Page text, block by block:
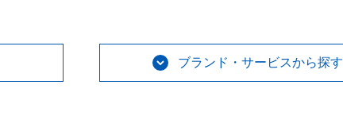
ブランド・サービスから探す